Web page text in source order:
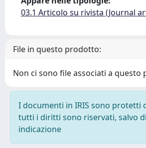
03.1 Articolo su rivista (Journal
File in questo prodotto:
Non ci sono file associati a questo
I documenti in IRIS sono protetti
tutti i diritti sono riservati, salvo
indicazione